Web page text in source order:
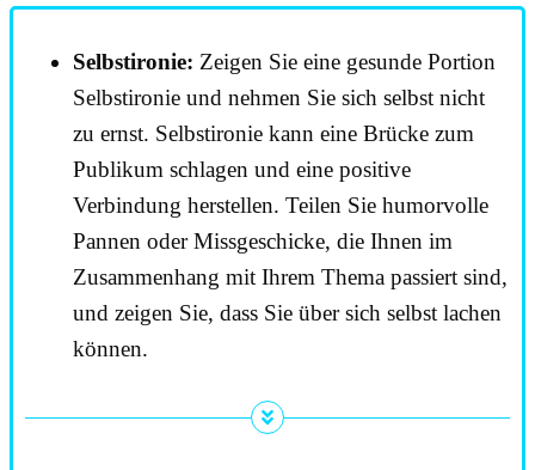
Selbstironie: Zeigen Sie eine gesunde Portion
Selbstironie und nehmen Sie sich selbst nicht
zu ernst. Selbstironie kann eine Brücke zum
Publikum schlagen und eine positive
Verbindung herstellen. Teilen Sie humorvolle
Pannen oder Missgeschicke, die Ihnen im
Zusammenhang mit Ihrem Thema passiert sind,
und zeigen Sie, dass Sie über sich selbst lachen
können.